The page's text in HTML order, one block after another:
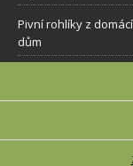
Pivní rohlíky z
dům